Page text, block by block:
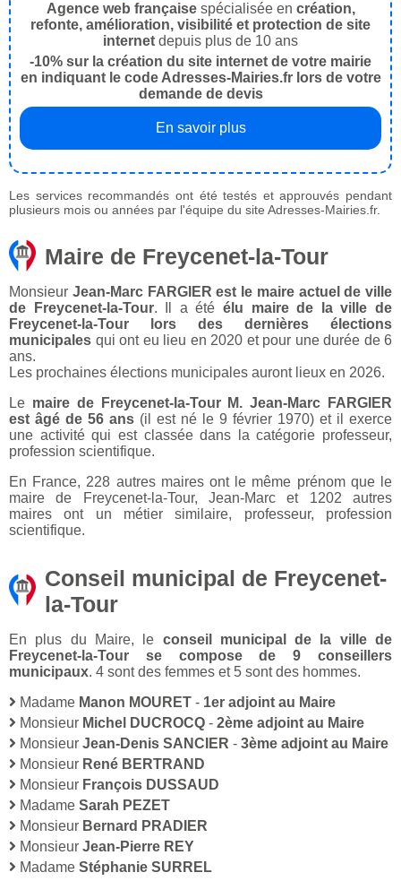
Agence web françaisespécialisée en création,
refonte, amélioration, visibilité et protection de site
internet depuis plus de 10 ans
-10% sur la création du site internet de votre mairie
en indiquant le code Adresses-Mairies.fr lors de votre
demande de devis
En savoir plus
Les services recommandés ont été testés et approuvés pendant
plusieurs mois ou années par l'équipe du site Adresses-Mairies.fr.
Maire de Freycenet-la-Tour
Monsieur Jean-Marc FARGIER est le maire actuel de ville
de Freycenet-la-Tour. Il a étéélu maire de la ville de
Freycenet-la-Tour lors des dernières élections
municipales qui ont eu lieu en 2020 et pour une durée de 6
ans.
Les prochaines élections municipales auront lieux en 2026.
Le maire de Freycenet-la-Tour M. Jean-Marc FARGIER
est âgé de 56 ans (il est né le 9 février 1970) et il exerce
une activité qui est classée dans la catégorie professeur,
profession scientifique.
En France, 228 autres maires ont le même prénom que le
maire de Freycenet-la-Tour, Jean-Marc et 1202 autres
maires ont un métier similaire, professeur, profession
scientifique.
Conseil municipal de Freycenet-
la-Tour
En plus du Maire, le conseil municipal de la ville de
Freycenet-la-Tour se compose de 9 conseillers
municipaux. 4 sont des femmes et 5 sont des hommes.
Madame Manon MOURET - 1er adjoint au Maire
Monsieur Michel DUCROCQ - 2ème adjoint au Maire
Monsieur Jean-Denis SANCIER - 3ème adjoint au Maire
Monsieur René BERTRAND
Monsieur François DUSSAUD
Madame Sarah PEZET
Monsieur Bernard PRADIER
Monsieur Jean-Pierre REY
Madame Stéphanie SURREL